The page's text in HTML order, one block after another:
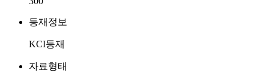
등재정보
KCI등재
자료형태